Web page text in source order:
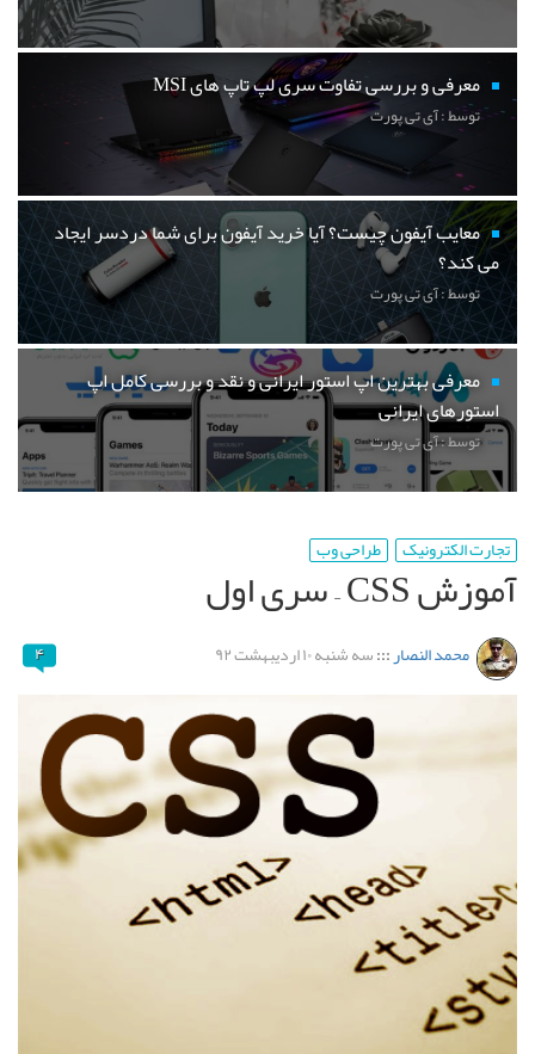
معرفی و بررسی تفاوت سری لپ تاپ های MSI
توسط : آی تی پورت
معایب آیفون چیست؟ آیا خرید آیفون برای شما دردسر ایجاد
می کند؟
توسط : آی تی پورت
معرفی بهترین اپ استور ایرانی و نقد و بررسی کامل اپ
استورهای ایرانی
توسط : آی تی پورت
تجارت الکترونیک طراحی وب
آموزش CSS – سری اول
محمد النصار:::سه شنبه ۱۰ اردیبهشت ۹۲ ۴